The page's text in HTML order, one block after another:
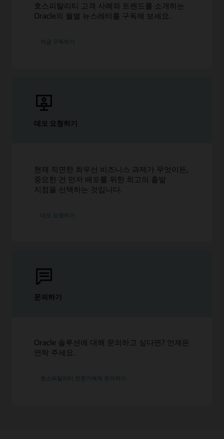
호스피탈리티 고객 사례와 트렌드를 소개하는
Oracle의 월별 뉴스레터를 구독해 보세요.
지금 구독하기
데모 요청하기
현재 직면한 최우선 비즈니스 과제가 무엇이든,
중요한 건 먼저 배포를 위한 최고의 출발
지점을 선택하는 것입니다.
데모 요청하기
문의하기
Oracle 솔루션에 대해 문의하고 싶다면? 언제든
연락 주세요.
호스피탈리티 전문가에게 문의하기